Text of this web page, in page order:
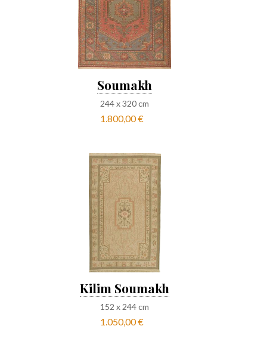
Soumakh
244x320cm
1.800,00 €
Kilim Soumakh
152 x 244cm
1.050,00 €